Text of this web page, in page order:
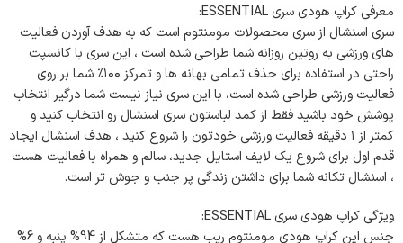
معرفی کراپ هودی سری ESSENTIAL:
سری اسنشال از سری محصولات مومنتوم است که به هدف آوردن فعالیت
های ورزشی به روتین روزانه شما طراحی شده است ، این سری با کانسپت
راحتی در استفاده برای حذف تمامی بهانه ها و تمرکز ۱۰۰٪ شما بر روی
فعالیت ورزشی طراحی شده است، با این سری نیاز نیست شما درگیر انتخاب
پوشش خود باشید فقط از کمد لباستون سری اسنشال رو انتخاب کنید و
کمتر از ۱ دقیقه فعالیت ورزشی خودتون را شروع کنید ، هدف اسنشال ایجاد
قدم اول برای شروع یک لایف استایل جدید، سالم و همراه با فعالیت هست
، اسنشال تکانه شما برای داشتن زندگی پر جنب و جوش تر است.
ویژگی کراپ هودی سری ESSENTIAL:
جنس این کراپ هودی مومنتوم ریب هست که متشکل از 94% پنبه و 6%